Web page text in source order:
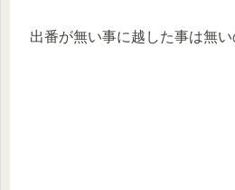
出番が無い事に越した事は無